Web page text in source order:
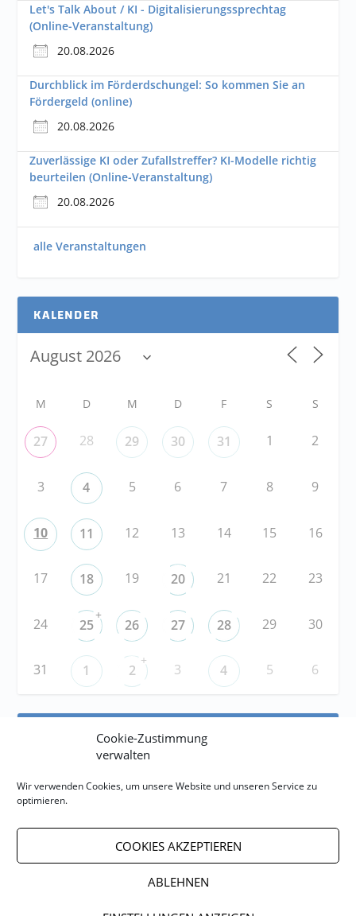
Cookie-Zustimmung
verwalten
Wir verwenden Cookies, um unsere Website und unseren Service zu
optimieren.
COOKIES AKZEPTIEREN
ABLEHNEN
Let's Talk About / KI - Digitalisierungssprechtag
(Online-Veranstaltung)
20.08.2026
Durchblick im Förderdschungel: So kommen Sie an
Fördergeld (online)
20.08.2026
Zuverlässige KI oder Zufallstreffer? KI-Modelle richtig
beurteilen (Online-Veranstaltung)
20.08.2026
alle Veranstaltungen
KALENDER
M D M D F S S
27 28 29 30 31 1 2
3 4 5 6 7 8 9
10 11 12 13 14 15 16
17 18 19 20 21 22 23
24 25
+
26 27 28 29 30
31 1 2
+
3 4 5 6